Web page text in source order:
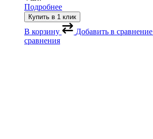
Подробнее
Купить в 1 клик
В корзину Добавить в сравнение
сравнения